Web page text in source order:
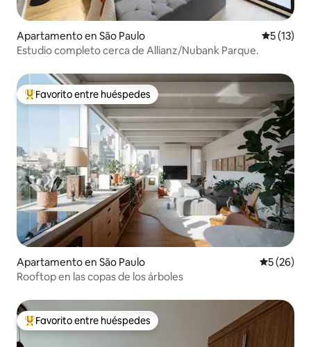
Apartamento en São Paulo
5 (13)
Estudio completo cerca de Allianz/Nubank Parque.
Favorito entre huéspedes preferido
Favorito entre huéspedes
Apartamento en São Paulo
5 (26)
Rooftop en las copas de los árboles
Favorito entre huéspedes preferido
Favorito entre huéspedes